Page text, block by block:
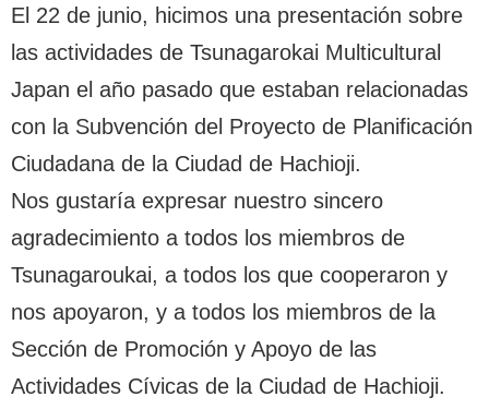
El 22 de junio, hicimos una presentación sobre
las actividades de Tsunagarokai Multicultural
Japan el año pasado que estaban relacionadas
con la Subvención del Proyecto de Planificación
Ciudadana de la Ciudad de Hachioji.
Nos gustaría expresar nuestro sincero
agradecimiento a todos los miembros de
Tsunagaroukai, a todos los que cooperaron y
nos apoyaron, y a todos los miembros de la
Sección de Promoción y Apoyo de las
Actividades Cívicas de la Ciudad de Hachioji.